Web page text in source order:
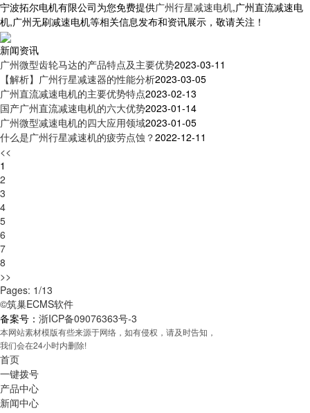
宁波拓尔电机有限公司为您免费提供广州行星减速电机,广州直流减速电
机,广州无刷减速电机等相关信息发布和资讯展示，敬请关注！
新闻资讯
广州微型齿轮马达的产品特点及主要优势2023-03-11
【解析】广州行星减速器的性能分析2023-03-05
广州直流减速电机的主要优势特点2023-02-13
国产广州直流减速电机的六大优势2023-01-14
广州微型减速电机的四大应用领域2023-01-05
什么是广州行星减速机的疲劳点蚀？2022-12-11
<<
1
2
3
4
5
6
7
8
>>
Pages: 1/13
©筑巢ECMS软件
备案号： 浙ICP备09076363号-3
本网站素材模版有些来源于网络，如有侵权，请及时告知，
我们会在24小时内删除!
首页
一键拨号
产品中心
新闻中心